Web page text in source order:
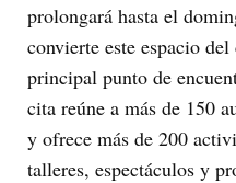
prolongará hasta el
convierte este espacio
principal punto de
cita reúne a más de 150
y ofrece más de 200
talleres, espectáculos y